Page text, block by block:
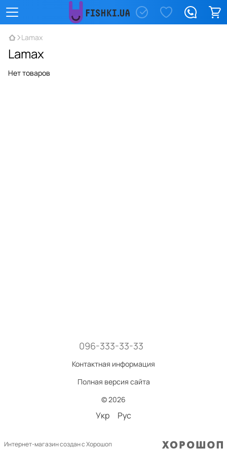
Lamax
Lamax
Нет товаров
096-333-33-33
Контактная информация
Полная версия сайта
© 2026
Укр Рус
Интернет-магазин создан с Хорошоп